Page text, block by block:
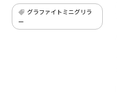
グラファイトミニグリラ
ー